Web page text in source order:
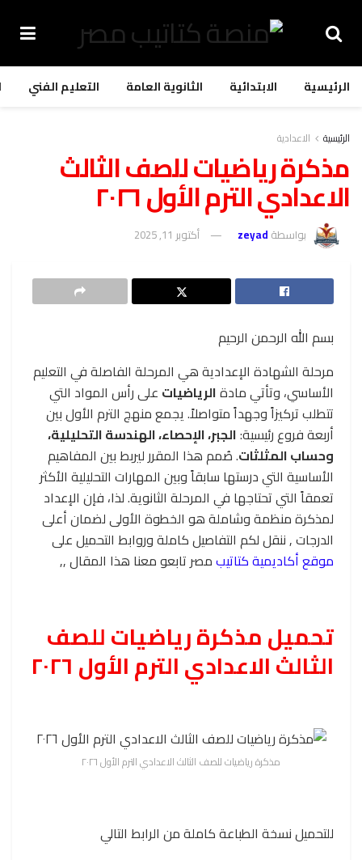
الرئيسية الابتدائية الثانوية العامة التعليم الفني
الرئيسية الاعدادية
مذكرة رياضيات للصف الثالث
الاعدادي الترم الأول ٢٠٢٦
بواسطة zeyad أكتوبر 11, 2025
بسم الله الرحمن الرحيم
مرحلة الشهادة الإعدادية هي المرحلة الفاصلة في التعليم
الأساسي، وتأتي مادةالرياضيات على رأس المواد التي
تتطلب تركيزاً وجهداً متواصلاً. يجمع منهج الترم الأول بين
أربعة فروع رئيسية:الجبر، الإحصاء، الهندسة التحليلية،
وحساب المثلثات. صُمم هذا المقرر ليربط بين المفاهيم
الأساسية التي درستها سابقاً وبين المهارات التحليلية الأكثر
تعمقاً التي تحتاجها في المرحلة الثانوية. لذا، فإن الإعداد
لمذكرة منظمة وشاملة هو الخطوة الأولى لضمان أعلى
الدرجات , ننقل لكم التفاصيل كاملة وروابط التحميل على
موقع أكاديمية كتاتيبمصر تابعو معنا هذا المقال ,,
تحميل مذكرة رياضيات للصف
الثالث الاعدادي الترم الأول ٢٠٢٦
مذكرة رياضيات للصف الثالث الاعدادي الترم الأول ٢٠٢٦
للتحميل نسخة الطباعة كاملة من الرابط التالي